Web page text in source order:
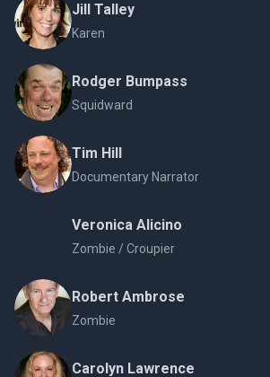
Jill Talley
Karen
Rodger Bumpass
Squidward
Tim Hill
Documentary Narrator
Veronica Alicino
Zombie / Croupier
Robert Ambrose
Zombie
Carolyn Lawrence